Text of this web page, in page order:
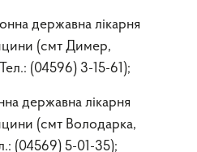
державна лікарня
(смт Димер,
(04596) 3-15-61);
державна лікарня
(смт Володарка,
(04569) 5-01-35);